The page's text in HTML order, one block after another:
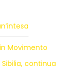
Movimento
continua